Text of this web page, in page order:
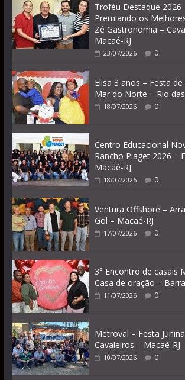
Troféu Destaque 2026
Premiando os
Zé Gastronomia –
Macaé-RJ
23/07/2026 0
Elisa 3 anos – Festa
Mar do Norte – Rio
18/07/2026 0
Centro Educacional
Rancho Piaget 2026 –
Macaé-RJ
18/07/2026 0
Ventura Offshore –
Gol – Macaé-RJ
17/07/2026 0
3° Encontro de casais
Casa de oração –
11/07/2026 0
Metroval – Festa
Cavaleiros – Macaé-RJ
10/07/2026 0